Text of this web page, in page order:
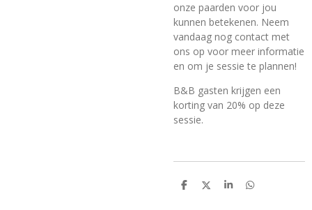
onze paarden voor jou
kunnen betekenen. Neem
vandaag nog contact met
ons op voor meer informatie
en om je sessie te plannen!
B&B gasten krijgen een
korting van 20% op deze
sessie.
D
D
S
D